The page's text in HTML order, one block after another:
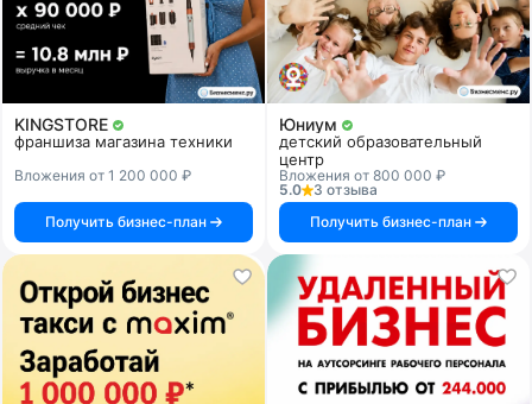
KINGSTORE
франшиза магазина техники
Вложения от 1 200 000 ₽
Получить бизнес-план
Юниум
детский образовательный
центр
Вложения от 800 000 ₽
5.0
3 отзыва
Получить бизнес-план